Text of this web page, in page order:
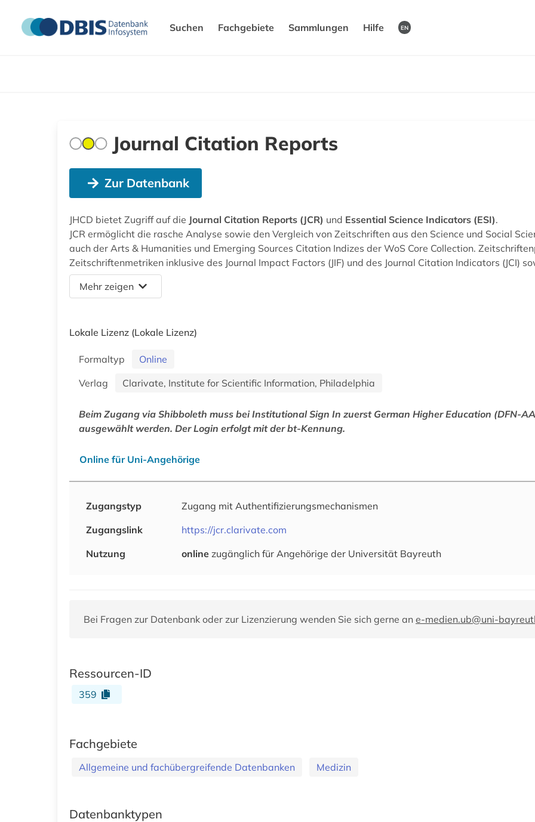
Suchen Fachgebiete Sammlungen Hilfe EN
Journal Citation Reports
Zur Datenbank
JHCD bietet Zugriff auf die Journal Citation Reports (JCR) und Essential Science Indicators (ESI).
JCR ermöglicht die rasche Analyse sowie den Vergleich von Zeitschriften aus den Science und Social
auch der Arts & Humanities und Emerging Sources Citation Indizes der WoS Core Collection.
Zeitschriftenmetriken inklusive des Journal Impact Factors (JIF) und des Journal Citation Indicators (JCI)
Mehr zeigen
Lokale Lizenz (Lokale Lizenz)
Formaltyp
Online
Verlag
Clarivate, Institute for Scientific Information, Philadelphia
Beim Zugang via Shibboleth muss bei Institutional Sign In zuerst German Higher Education (DFN-
ausgewählt werden. Der Login erfolgt mit der bt-Kennung.
Online für Uni-Angehörige
Zugangstyp
Zugang mit Authentifizierungsmechanismen
Zugangslink
https://jcr.clarivate.com
Nutzung
online zugänglich für Angehörige der Universität Bayreuth
Bei Fragen zur Datenbank oder zur Lizenzierung wenden Sie sich gerne an e-medien.ub@uni-
Ressourcen-ID
359
Fachgebiete
Allgemeine und fachübergreifende Datenbanken Medizin
Datenbanktypen